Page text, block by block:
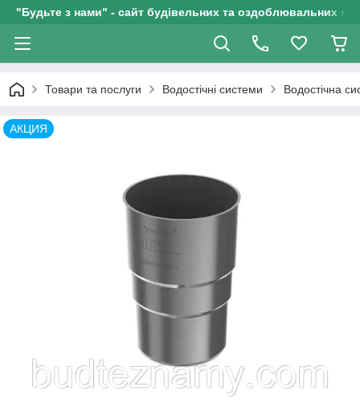
"Будьте з нами" - сайт будівельних та оздоблювальних
Товари та послуги Водостічні системи Водостічна
АКЦИЯ